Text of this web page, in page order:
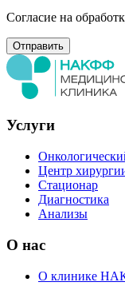
Согласие на
Услуги
Центр
Стационар
Диагностика
Анализы
О нас
О клинике